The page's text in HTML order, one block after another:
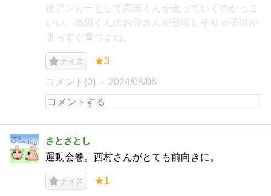
後アンカーとして高田くんが走っていくのかっこ
いい。高田くんのお母さんが登場しそりゃ子供が
まっすぐ育つよね。
ナイス ★3
コメント(0) 2024/08/06
さとさとし
運動会巻。西村さんがとても前向きに。
ナイス ★1